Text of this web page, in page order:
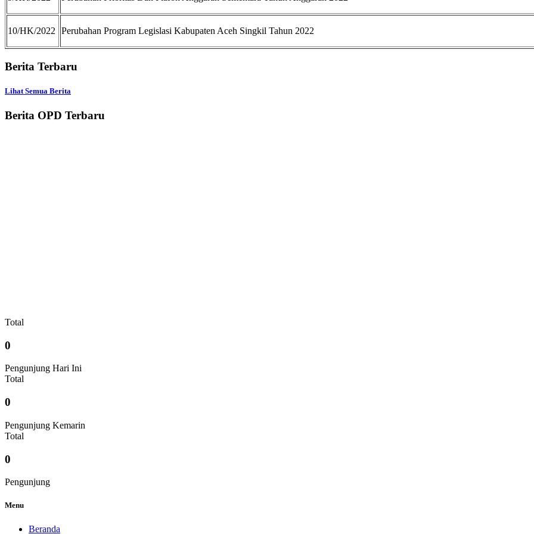
10/HK/2022 Perubahan Program Legislasi Kabupaten Aceh Singkil Tahun 2022
Berita Terbaru
Lihat Semua Berita
Berita OPD Terbaru
Total
0
Pengunjung Hari Ini
Total
0
Pengunjung Kemarin
Total
0
Pengunjung
Menu
Beranda